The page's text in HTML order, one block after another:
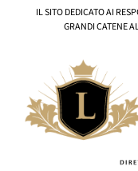
IL SITO DEDICATO AI
GRANDI CATENE